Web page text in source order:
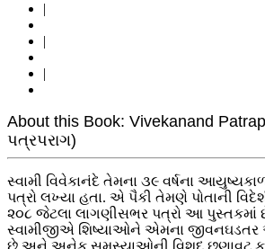
About this Book: Vivekanand
પત્રપરાગ)
સ્વામી વિવેકાનંદે તેમના ૩૯ વર્ષના
પત્રો લખ્યા હતા. એ પૈકી તેમણે પોતાની
૨૦૮ જેટલા લાગણીસભર પત્રો આ પુસ્તકમાં
સ્વામીજીએ શિષ્યાઓને એમના જીવનઘડતર